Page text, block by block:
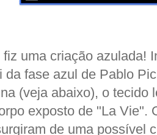
uma criação azulada!
da fase azul de Pablo
(veja abaixo), o tecido
exposto de "La Vie".
de uma possível